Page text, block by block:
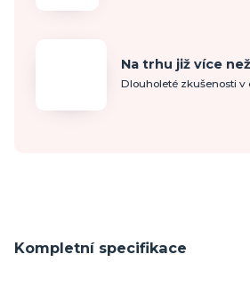
Na trhu již více
Dlouholeté zkušenosti v
Kompletní specifikace